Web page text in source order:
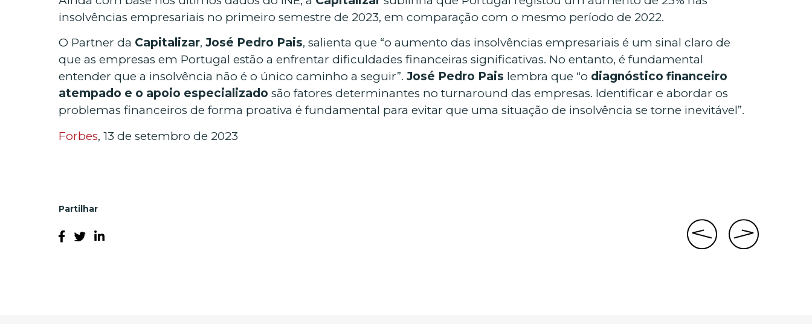
insolvências empresariais no primeiro semestre de 2023, em comparação com o mesmo período de 2022.
O Partner da Capitalizar, José Pedro Pais, salienta que “o aumento das insolvências empresariais é um sinal claro de
que as empresas em Portugal estão a enfrentar dificuldades financeiras significativas. No entanto, é fundamental
entender que a insolvência não é o único caminho a seguir”. José Pedro Pais lembra que “o diagnóstico financeiro
atempado e o apoio especializado são fatores determinantes no turnaround das empresas. Identificar e abordar os
problemas financeiros de forma proativa é fundamental para evitar que uma situação de insolvência se torne inevitável”.
Forbes, 13 de setembro de 2023
Partilhar